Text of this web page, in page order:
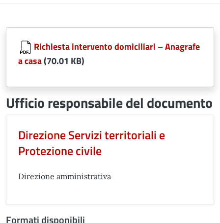
Richiesta intervento domiciliari – Anagrafe
a casa(70.01 KB)
Ufficio responsabile del documento
Direzione Servizi territoriali e
Protezione civile
Direzione amministrativa
Formati disponibili